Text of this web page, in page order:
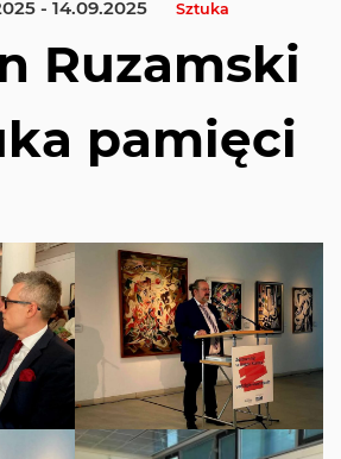
- 14.09.2025 Sztuka
Ruzamski
pamięci